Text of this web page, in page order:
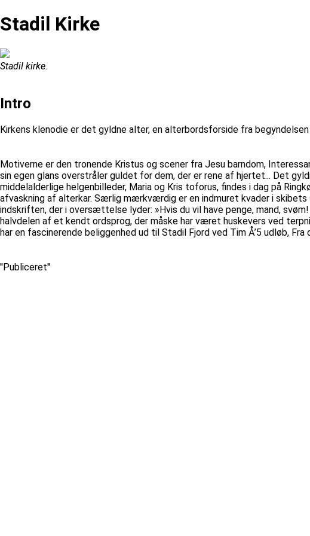
Stadil Kirke
Stadil kirke.
Intro
Kirkens klenodie er det gyldne alter, en alterbordsforside fra
Motiverne er den tronende Kristus og scener fra Jesu barndom,
sin egen glans overstråler guldet for dem, der er rene af hjertet... Det
middelalderlige helgenbilleder, Maria og Kris toforus, findes i dag på
afvaskning af alterkar. Særlig mærkværdig er en indmuret kvader i
indskriften, der i oversættelse lyder: »Hvis du vil have penge, mand,
halvdelen af et kendt ordsprog, der måske har været huskevers ved
har en fascinerende beliggenhed ud til Stadil Fjord ved Tim Å’5 udløb,
''Publiceret''